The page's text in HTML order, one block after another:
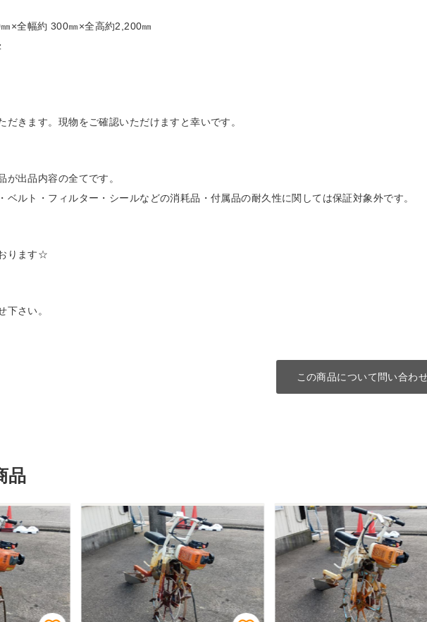
×全幅約 300㎜×全高約2,200㎜
だきます。現物をご確認いただけますと幸いです。
が出品内容の全てです。
ルト・フィルター・シールなどの消耗品・付属品の耐久性に関しては保証対象外です。
ります☆
下さい。
この商品について問い合わ
品